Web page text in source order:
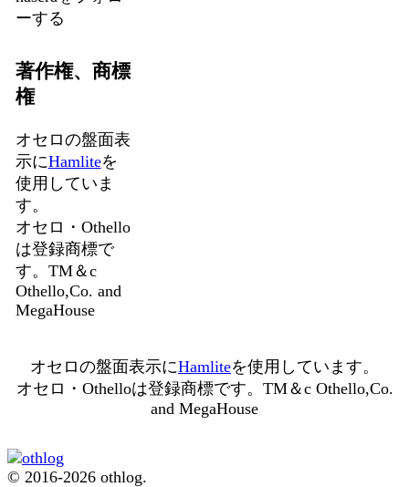
ーする
著作権、商標
権
オセロの盤面表
示にHamliteを
使用していま
す。
オセロ・Othello
は登録商標で
す。TM＆c
Othello,Co. and
MegaHouse
オセロの盤面表示にHamliteを使用しています。
オセロ・Othelloは登録商標です。TM＆c Othello,Co.
and MegaHouse
© 2016-2026 othlog.